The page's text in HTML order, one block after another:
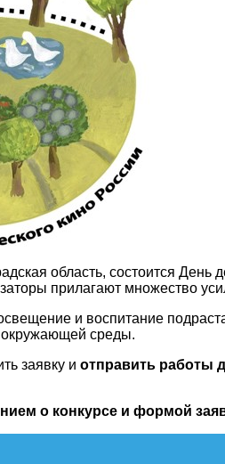
область, состоится
прилагают множество
и воспитание
окружающей среды.
заявку и отправить работы
о конкурсе и формой